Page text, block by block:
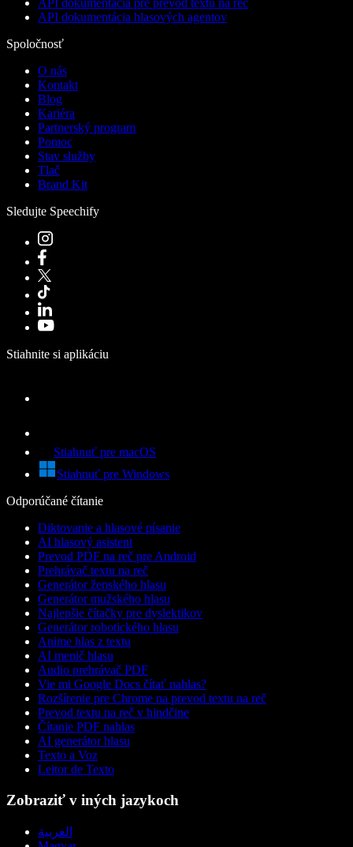
API dokumentácia pre prevod textu na reč
API dokumentácia hlasových agentov
Spoločnosť
O nás
Kontakt
Blog
Kariéra
Partnerský program
Pomoc
Stav služby
Tlač
Brand Kit
Sledujte Speechify
Stiahnite si aplikáciu
Stiahnuť pre macOS
Stiahnuť pre Windows
Odporúčané čítanie
Diktovanie a hlasové písanie
AI hlasový asistent
Prevod PDF na reč pre Android
Prehrávač textu na reč
Generátor ženského hlasu
Generátor mužského hlasu
Najlepšie čítačky pre dyslektikov
Generátor robotického hlasu
Anime hlas z textu
AI menič hlasu
Audio prehrávač PDF
Vie mi Google Docs čítať nahlas?
Rozšírenie pre Chrome na prevod textu na reč
Prevod textu na reč v hindčine
Čítanie PDF nahlas
AI generátor hlasu
Texto a Voz
Leitor de Texto
Zobraziť v iných jazykoch
العربية